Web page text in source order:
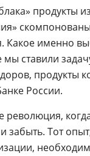
продукты
Какое именно
мы ставили
продукты
России.
революция,
забыть. Тот